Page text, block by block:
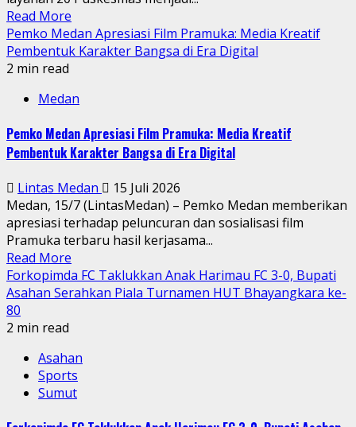
Read More
Pemko Medan Apresiasi Film Pramuka: Media Kreatif
Pembentuk Karakter Bangsa di Era Digital
2 min read
Medan
Pemko Medan Apresiasi Film Pramuka: Media Kreatif
Pembentuk Karakter Bangsa di Era Digital
Lintas Medan
15 Juli 2026
Medan, 15/7 (LintasMedan) – Pemko Medan memberikan
apresiasi terhadap peluncuran dan sosialisasi film
Pramuka terbaru hasil kerjasama...
Read More
Forkopimda FC Taklukkan Anak Harimau FC 3-0, Bupati
Asahan Serahkan Piala Turnamen HUT Bhayangkara ke-
80
2 min read
Asahan
Sports
Sumut